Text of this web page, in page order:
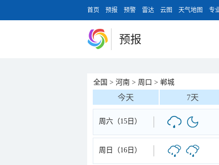
首页 预报 预警 雷达 云图 天气地图 专
预报
全国 > 河南 > 周口 > 郸城
今天 7天
周六（15日）
周日（16日）